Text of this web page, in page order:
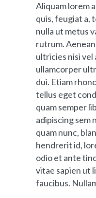
Aliquam lorem
quis, feugiat a,
nulla ut metus
rutrum.
ultricies nisi
ullamcorper
dui. Etiam
tellus eget
quam semper
adipiscing sem
quam nunc,
hendrerit id,
odio et ante
vitae sapien ut
faucibus.